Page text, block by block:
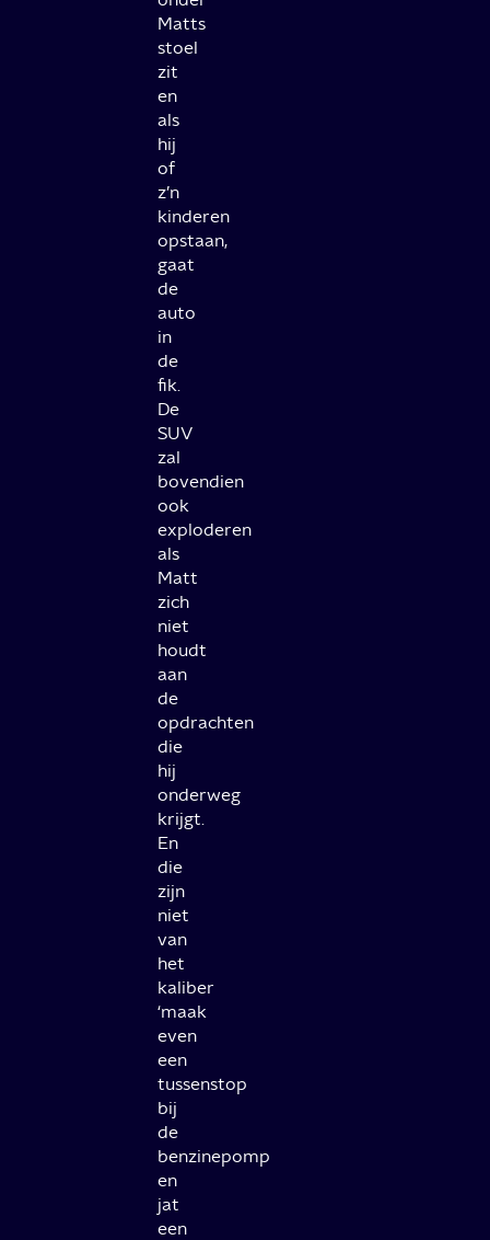
Matts
stoel
zit
en
als
hij
of
z’n
kinderen
opstaan,
gaat
de
auto
in
de
fik.
De
SUV
zal
bovendien
ook
exploderen
als
Matt
zich
niet
houdt
aan
de
opdrachten
die
hij
onderweg
krijgt.
En
die
zijn
niet
van
het
kaliber
‘maak
even
een
tussenstop
bij
de
benzinepomp
en
jat
een